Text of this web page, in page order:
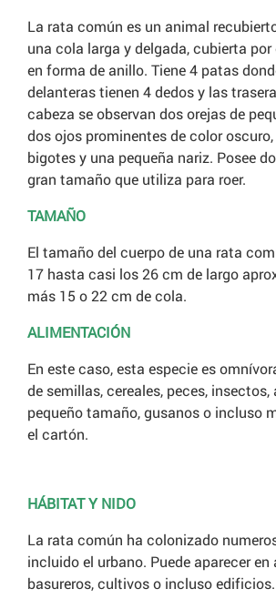
La rata común es un animal
una cola larga y delgada, cubierta
en forma de anillo. Tiene 4 patas
delanteras tienen 4 dedos y las
cabeza se observan dos orejas de
dos ojos prominentes de color
bigotes y una pequeña nariz. Posee
gran tamaño que utiliza para roer.
TAMAÑO
El tamaño del cuerpo de una rata
17 hasta casi los 26 cm de largo
más 15 o 22 cm de cola.
ALIMENTACIÓN
En este caso, esta especie es
de semillas, cereales, peces,
pequeño tamaño, gusanos o incluso
el cartón.
HÁBITAT Y NIDO
La rata común ha colonizado
incluido el urbano. Puede aparecer
basureros, cultivos o incluso